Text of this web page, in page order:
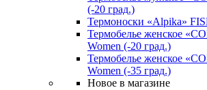
(-20 град.)
Термоноски «Alpika»
Термобелье женское
Women (-20 град.)
Термобелье женское
Women (-35 град.)
Новое в магазине